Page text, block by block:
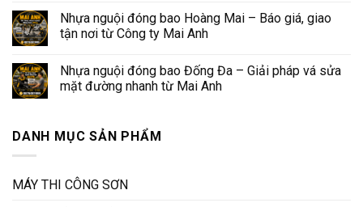
Nhựa nguội đóng bao Hoàng Mai – Báo giá, giao
tận nơi từ Công ty Mai Anh
Nhựa nguội đóng bao Đống Đa – Giải pháp vá sửa
mặt đường nhanh từ Mai Anh
DANH MỤC SẢN PHẨM
MÁY THI CÔNG SƠN